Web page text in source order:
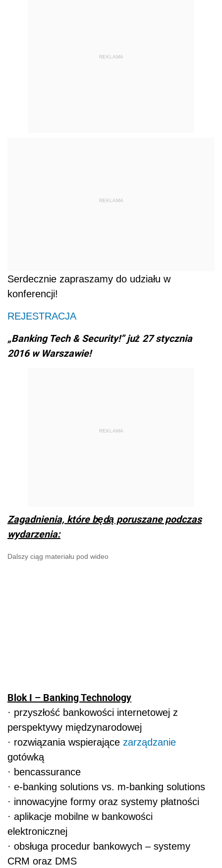
REKLAMA
REKLAMA
Serdecznie zapraszamy do udziału w
konferencji!
REJESTRACJA
„Banking Tech & Security!” już 27 stycznia
2016 w Warszawie!
REKLAMA
Zagadnienia, które będą poruszane podczas
wydarzenia:
Dalszy ciąg materiału pod wideo
Blok I – Banking Technology
· przyszłość bankowości internetowej z
perspektywy międzynarodowej
· rozwiązania wspierające zarządzanie
gotówką
· bencassurance
· e-banking solutions vs. m-banking solutions
· innowacyjne formy oraz systemy płatności
· aplikacje mobilne w bankowości
elektronicznej
· obsługa procedur bankowych – systemy
CRM oraz DMS